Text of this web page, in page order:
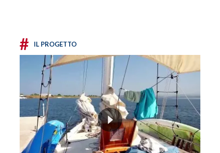
# IL PROGETTO